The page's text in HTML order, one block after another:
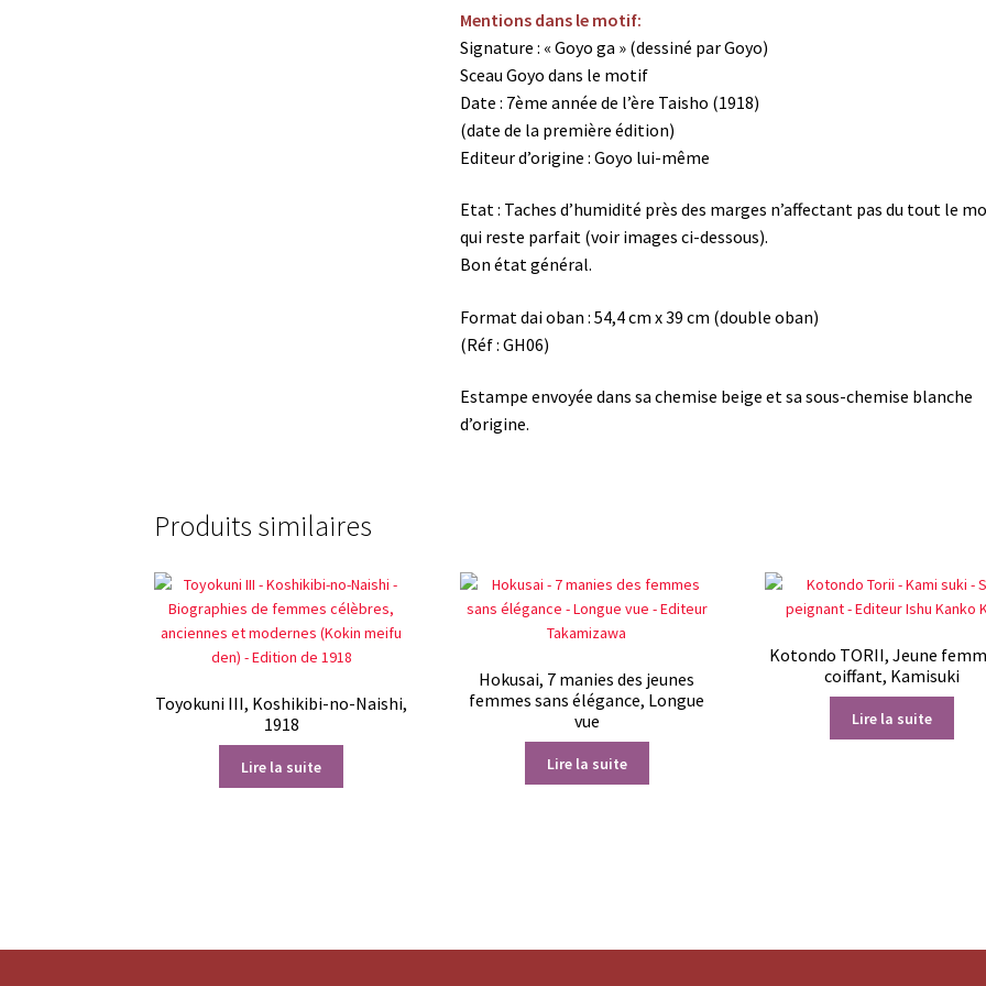
Mentions dans le motif:
Signature : « Goyo ga » (dessiné par Goyo)
Sceau Goyo dans le motif
Date : 7ème année de l’ère Taisho (1918)
(date de la première édition)
Editeur d’origine : Goyo lui-même
Etat : Taches d’humidité près des marges n’affectant pas du tout le
qui reste parfait (voir images ci-dessous).
Bon état général.
Format dai oban : 54,4 cm x 39 cm (double oban)
(Réf : GH06)
Estampe envoyée dans sa chemise beige et sa sous-chemise blanche
d’origine.
Produits similaires
Toyokuni III, Koshikibi-no-Naishi,
1918
Lire la suite
Hokusai, 7 manies des jeunes
femmes sans élégance, Longue
vue
Lire la suite
Kotondo TORII, Jeune
coiffant, Kamisuki
Lire la suite